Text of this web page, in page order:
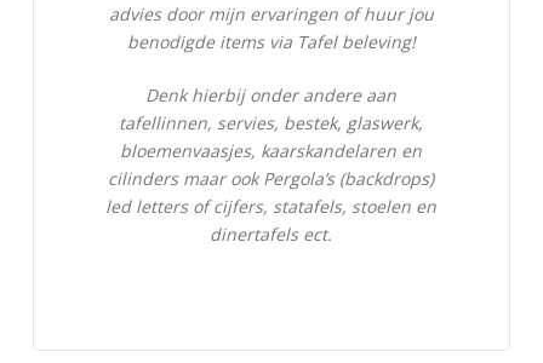
advies door mijn ervaringen of huur jou
benodigde items via Tafel beleving!
Denk hierbij onder andere aan
tafellinnen, servies, bestek, glaswerk,
bloemenvaasjes, kaarskandelaren en
cilinders maar ook Pergola’s (backdrops)
led letters of cijfers, statafels, stoelen en
dinertafels ect.